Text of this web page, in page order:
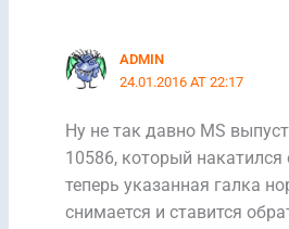
ADMIN
24.01.2016 AT 22:17
Ну не так давно MS
10586, который
теперь указанная галка
снимается и ставится